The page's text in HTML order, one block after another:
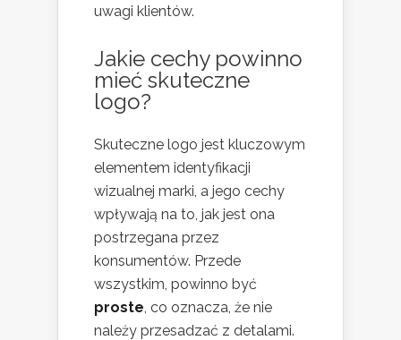
uwagi klientów.
Jakie cechy powinno
mieć skuteczne
logo?
Skuteczne logo jest kluczowym
elementem identyfikacji
wizualnej marki, a jego cechy
wpływają na to, jak jest ona
postrzegana przez
konsumentów. Przede
wszystkim, powinno być
proste , co oznacza, że nie
należy przesadzać z detalami.